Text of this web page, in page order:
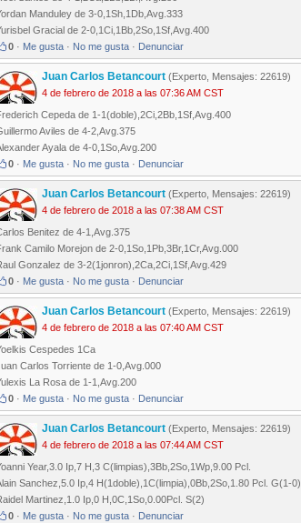
Manduley de 3-0,1Sh,1Db,Avg.333
Gracial de 2-0,1Ci,1Bb,2So,1Sf,Avg.400
0 · Me gusta · No me gusta · Denunciar
Juan Carlos Betancourt (Experto, Mensajes: 22619)
4 de febrero de 2018 a las 07:36 AM CST
Cepeda de 1-1(doble),2Ci,2Bb,1Sf,Avg.400
Aviles de 4-2,Avg.375
Ayala de 4-0,1So,Avg.200
0 · Me gusta · No me gusta · Denunciar
Juan Carlos Betancourt (Experto, Mensajes: 22619)
4 de febrero de 2018 a las 07:38 AM CST
Benitez de 4-1,Avg.375
Camilo Morejon de 2-0,1So,1Pb,3Br,1Cr,Avg.000
Gonzalez de 3-2(1jonron),2Ca,2Ci,1Sf,Avg.429
0 · Me gusta · No me gusta · Denunciar
Juan Carlos Betancourt (Experto, Mensajes: 22619)
4 de febrero de 2018 a las 07:40 AM CST
Cespedes 1Ca
Carlos Torriente de 1-0,Avg.000
La Rosa de 1-1,Avg.200
0 · Me gusta · No me gusta · Denunciar
Juan Carlos Betancourt (Experto, Mensajes: 22619)
4 de febrero de 2018 a las 07:44 AM CST
Year,3.0 Ip,7 H,3 C(limpias),3Bb,2So,1Wp,9.00 Pcl.
Sanchez,5.0 Ip,4 H(1doble),1C(limpia),0Bb,2So,1.80 Pcl. G(1-0)
Martinez,1.0 Ip,0 H,0C,1So,0.00Pcl. S(2)
0 · Me gusta · No me gusta · Denunciar